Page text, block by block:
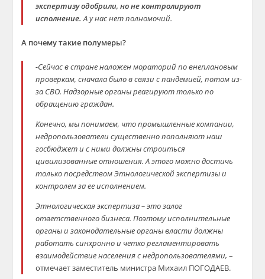
экспертизу одобрили, но не контролируют
исполнение. А у нас нет полномочий.
А почему такие полумеры?
-Сейчас в стране наложен мораторий по внеплановым
проверкам, сначала было в связи с пандемией, потом из-
за СВО. Надзорные органы реагируют только по
обращению граждан.
Конечно, мы понимаем, что промышленные компании,
недропользователисущественно пополняют наш
госбюджет и с ними должны строиться
цивилизованные отношения. А этого можно достичь
только посредством Этнологической экспертизы и
контролем за ее исполнением.
Этнологическая экспертиза – это залог
ответственного бизнеса. Поэтому исполнительные
органы и законодательные органы власти должны
работать синхронно и четко регламентировать
взаимодействие населения снедропользователями, –
отмечает заместитель министра Михаил ПОГОДАЕВ.